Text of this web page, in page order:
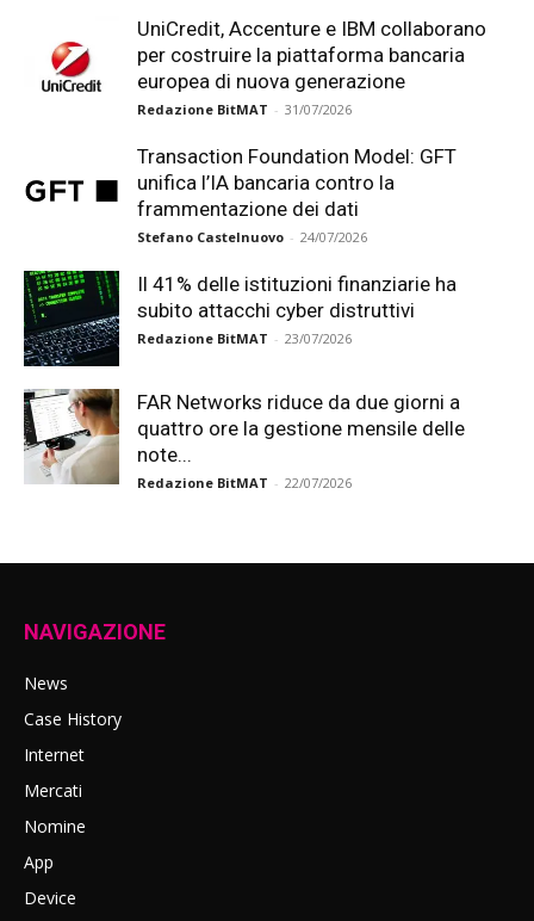
UniCredit, Accenture e IBM collaborano
per costruire la piattaforma bancaria
europea di nuova generazione
Redazione BitMAT - 31/07/2026
Transaction Foundation Model: GFT
unifica l’IA bancaria contro la
frammentazione dei dati
Stefano Castelnuovo - 24/07/2026
Il 41% delle istituzioni finanziarie ha
subito attacchi cyber distruttivi
Redazione BitMAT - 23/07/2026
FAR Networks riduce da due giorni a
quattro ore la gestione mensile delle
note...
Redazione BitMAT - 22/07/2026
NAVIGAZIONE
News
Case History
Internet
Mercati
Nomine
App
Device